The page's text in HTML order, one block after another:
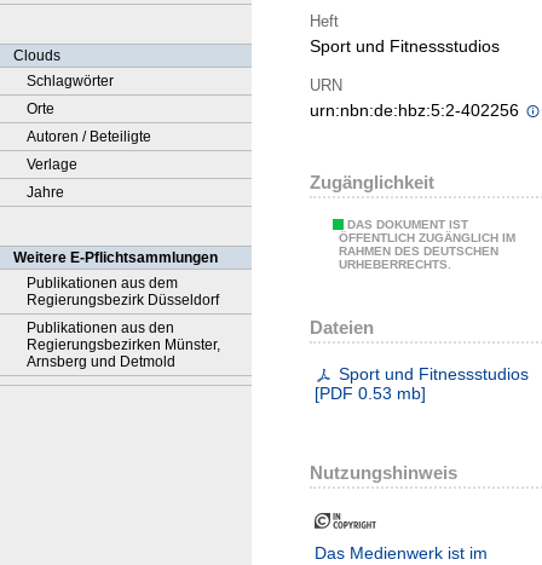
Clouds
Schlagwörter
Orte
Autoren / Beteiligte
Verlage
Jahre
Weitere E-Pflichtsammlungen
Publikationen aus dem
Regierungsbezirk Düsseldorf
Publikationen aus den
Regierungsbezirken Münster,
Arnsberg und Detmold
Heft
Sport und Fitnessstudios
URN
urn:nbn:de:hbz:5:2-402256
Zugänglichkeit
DAS DOKUMENT IST
ÖFFENTLICH ZUGÄNGLICH IM
RAHMEN DES DEUTSCHEN
URHEBERRECHTS.
Dateien
Sport und Fitnessstudios
[PDF 0.53 mb]
Nutzungshinweis
Das Medienwerk ist im